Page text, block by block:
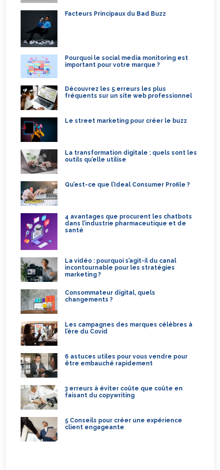
Facteurs Principaux du Bad Buzz
Pourquoi le social media monitoring est
important pour votre marque ?
Découvrez les 5 erreurs les plus
fréquents sur un site web professionnel
Le street marketing pour créer le buzz
La transformation digitale : quels sont les
outils qu’elle utilise
Qu’est-ce que l’Ideal Consumer Profile ?
4 avantages que procurent les chatbots
dans l’industrie pharmaceutique et de
santé
La vidéo : pourquoi s’agit-il du canal
incontournable pour les stratégies
marketing ?
Consommateur digital, quels
changements ?
Les campagnes des marques célèbres à
l’ère du Covid
6 astuces utiles pour vous vendre pour
être embauché rapidement
3 erreurs à éviter coûte que coûte en
faisant du copywriting
5 Conseils pour créer une expérience
client engageante